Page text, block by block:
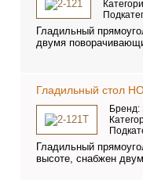
Гладильный
двумя
Гладильный стол
Бренд:
Гладильный
высоте, снабжен